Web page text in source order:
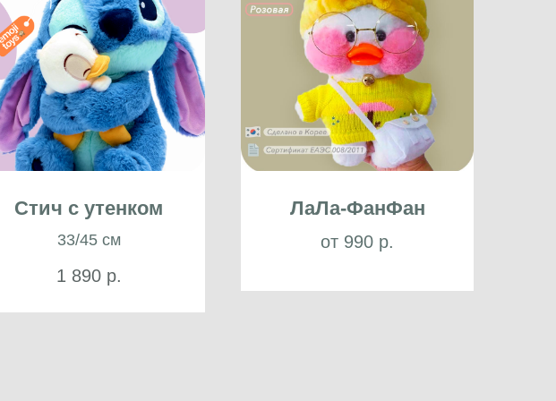
Стич с утенком
33/45 см
1 890 р.
ЛаЛа-ФанФан
от 990 р.